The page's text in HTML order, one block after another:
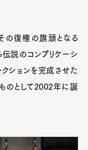
の復権の旗頭となる
伝説のコンプリケーシ
ションを完成させた
のとして2002年に誕